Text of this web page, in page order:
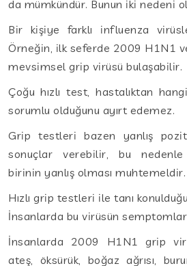
da mümkündür. Bunun iki nedeni
Bir kişiye farklı influenza
Örneğin, ilk seferde 2009 H1N1
mevsimsel grip virüsü bulaşabilir.
Çoğu hızlı test, hastalıktan
sorumlu olduğunu ayırt edemez.
Grip testleri bazen yanlış
sonuçlar verebilir, bu nedenle
birinin yanlış olması muhtemeldir.
Hızlı grip testleri ile tanı
İnsanlarda bu virüsün
İnsanlarda 2009 H1N1 grip
ateş, öksürük, boğaz ağrısı,